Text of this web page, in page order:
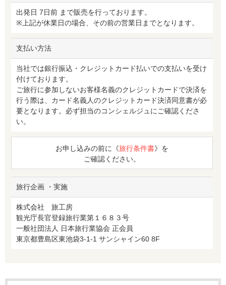
出発日 7日前 まで販売を行っております。
※上記が休業日の場合、その前の営業日までとなります。
支払い方法
当社では銀行振込・クレジットカード払いでの支払いを受け
付けております。
ご旅行に参加しないお客様名義のクレジットカードで決済を
行う際は、カード名義人のクレジットカード決済同意書が必
要となります。必ず担当のコンシェルジュにご確認くださ
い。
お申し込みの前に《旅行条件書》を
ご確認ください。
旅行企画 ・実施
株式会社 旅工房
観光庁長官登録旅行業第１６８３号
一般社団法人 日本旅行業協会 正会員
東京都豊島区東池袋3-1-1 サンシャイン60 8F